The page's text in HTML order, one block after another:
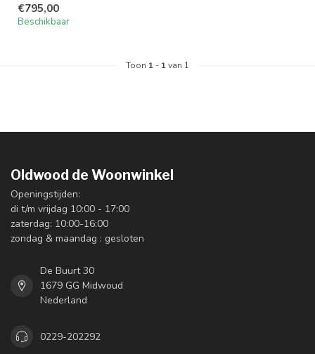
€795,00
Beschikbaar
Toon 1 - 1van 1
Oldwood de Woonwinkel
Openingstijden:
di t/m vrijdag 10:00 - 17:00
zaterdag: 10:00-16:00
zondag & maandag : gesloten
De Buurt 30
1679 GG Midwoud
Nederland
0229-202292